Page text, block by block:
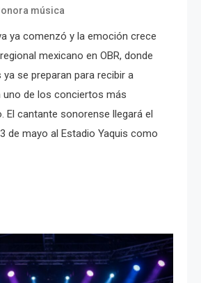
música
ya comenzó y la emoción crece
mexicano en OBR, donde
se preparan para recibir a
uno de los conciertos más
El cantante sonorense llegará el
de mayo al Estadio Yaquis como